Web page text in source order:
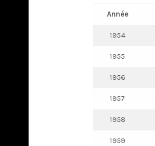
Année
1954
1955
1956
1957
1958
1959